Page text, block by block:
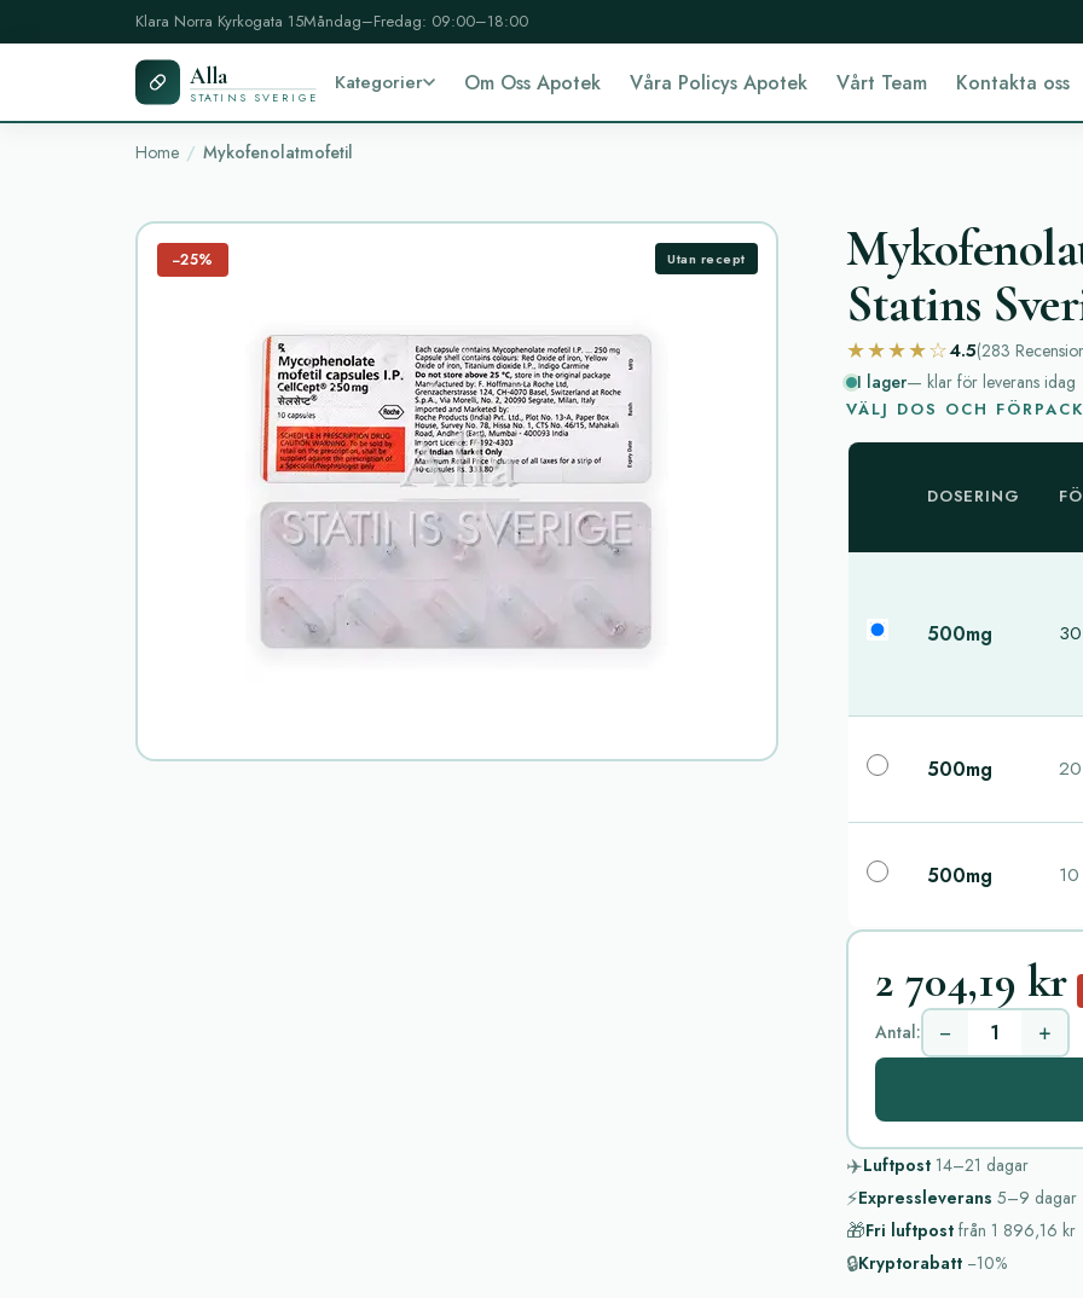
Klara Norra Kyrkogata 15Måndag–Fredag: 09:00–18:00
Alla
STATINS SVERIGE
Kategorier Om Oss Apotek Våra Policys Apotek Vårt Team Kontakta oss
Home Mykofenolatmofetil
−25% Utan recept
Statins
★★★★☆4.5(283
I lager— klar för leverans idag
VÄLJ DOS OCH
DOSERING
500mg
500mg
500mg
2 704,19 kr
Antal: − +
✈️Luftpost 14–21 dagar
⚡Expressleverans 5–9 dagar
🎁Fri luftpost från 1 896,16 kr
🔒Kryptorabatt −10%